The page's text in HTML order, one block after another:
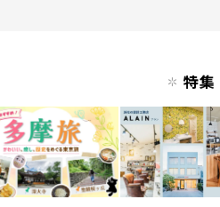
特集